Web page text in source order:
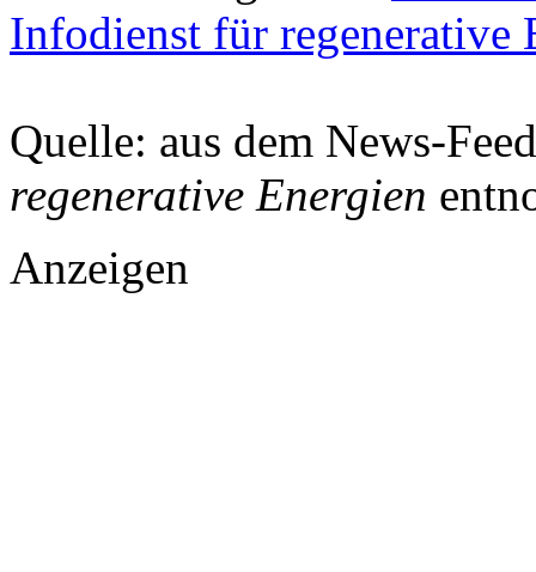
Infodienst für regenerative
Quelle: aus dem News-
regenerative Energien
Anzeigen